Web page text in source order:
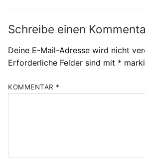
Schreibe einen
Deine E-Mail-Adresse wird nicht
Erforderliche Felder sind mit *
KOMMENTAR *